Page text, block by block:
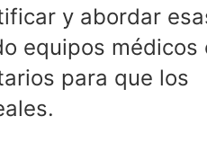
y abordar
equipos médicos
para que los